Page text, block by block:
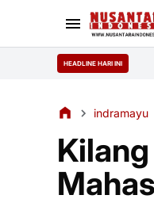
HEADLINE HARI INI
indramayu